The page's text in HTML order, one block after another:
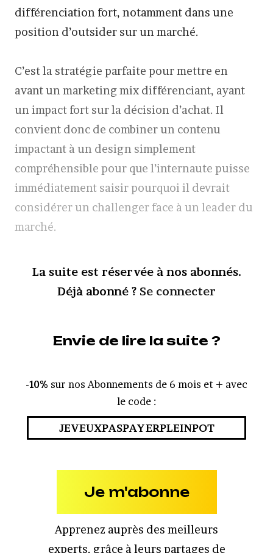
différenciation fort, notamment dans une
position d’outsider sur un marché.
C’est la stratégie parfaite pour mettre en
avant un marketing mix différenciant, ayant
un impact fort sur la décision d’achat. Il
convient donc de combiner un contenu
impactant à un design simplement
compréhensible pour que l’internaute puisse
immédiatement saisir pourquoi il devrait
considérer un challenger face à un leader du
marché.
La suite est réservée à nos abonnés.
Déjà abonné ? Se connecter
Envie de lire la suite ?
-10% sur nos Abonnements de 6 mois et + avec
le code :
JEVEUXPASPAYERPLEINPOT
Je m'abonne
Apprenez auprès des meilleurs
experts, grâce à leurs partages de